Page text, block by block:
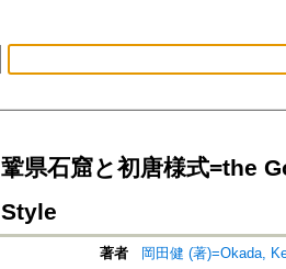
鞏県石窟と初唐様式=the
Style
著者
岡田健 (著)=Okada,